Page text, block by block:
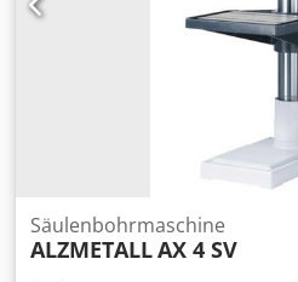
Säulenbohrmaschine
ALZMETALLAX 4 SV